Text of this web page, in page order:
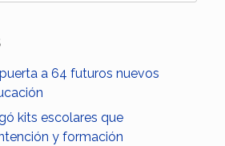
a 64 futuros nuevos
kits escolares que
y formación